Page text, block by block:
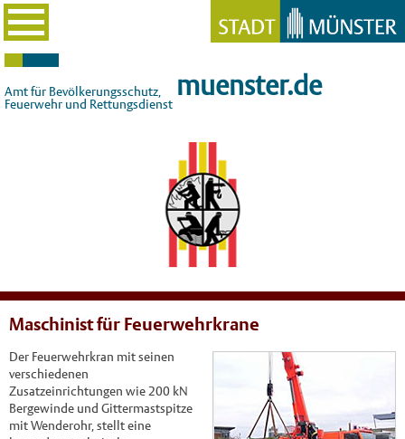
Amt für Bevölkerungsschutz,
Feuerwehr und Rettungsdienst
muenster.de
Maschinist für Feuerwehrkrane
Der Feuerwehrkran mit seinen
verschiedenen
Zusatzeinrichtungen wie 200 kN
Bergewinde und Gittermastspitze
mit Wenderohr, stellt eine